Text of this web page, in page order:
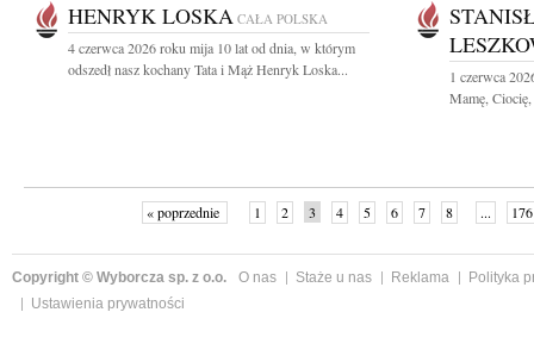
HENRYK LOSKA CAŁA POLSKA
4 czerwca 2026 roku mija 10 lat od dnia, w którym
odszedł nasz kochany Tata i Mąż Henryk Loska...
1 czerwca
Mamę,
« poprzednie 1 2 3 4 5 6 7 8 ...
Copyright © Wyborcza sp. z o.o. O nas Staże u nas Reklama
Polityka
Ustawienia prywatności